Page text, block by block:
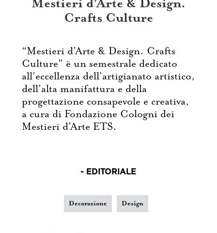
Chi Siamo
Album
Editoriali
Contatti
Mestieri d’Arte & Design.
Crafts Culture
“Mestieri d’Arte & Design. Crafts
Culture” è un semestrale dedicato
all’eccellenza dell’artigianato artistico,
dell’alta manifattura e della
progettazione consapevole e creativa,
a cura di Fondazione Cologni dei
Mestieri d’Arte ETS.
- EDITORIALE
Decorazione Design